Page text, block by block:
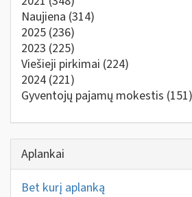
Naujiena (314)
2025 (236)
2023 (225)
Viešieji pirkimai (224)
2024 (221)
Gyventojų pajamų mokestis (151)
Aplankai
Bet kurį aplanką